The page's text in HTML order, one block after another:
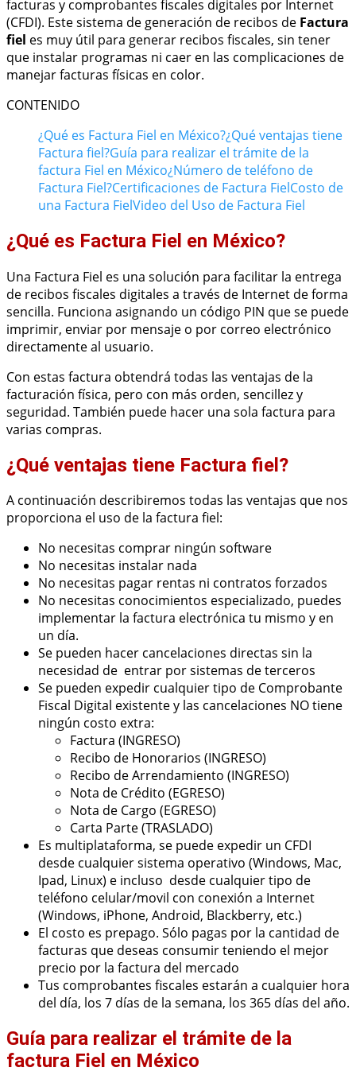
facturas y comprobantes fiscales digitales por Internet
(CFDI). Este sistema de generación de recibos de Factura
fiel es muy útil para generar recibos fiscales, sin tener
que instalar programas ni caer en las complicaciones de
manejar facturas físicas en color.
CONTENIDO
¿Qué es Factura Fiel en México?¿Qué ventajas tiene
Factura fiel?Guía para realizar el trámite de la
factura Fiel en México¿Número de teléfono de
Factura Fiel?Certificaciones de Factura FielCosto de
una Factura FielVideo del Uso de Factura Fiel
¿Qué es Factura Fiel en México?
Una Factura Fiel es una solución para facilitar la entrega
de recibos fiscales digitales a través de Internet de forma
sencilla. Funciona asignando un código PIN que se puede
imprimir, enviar por mensaje o por correo electrónico
directamente al usuario.
Con estas factura obtendrá todas las ventajas de la
facturación física, pero con más orden, sencillez y
seguridad. También puede hacer una sola factura para
varias compras.
¿Qué ventajas tiene Factura fiel?
A continuación describiremos todas las ventajas que nos
proporciona el uso de la factura fiel:
No necesitas comprar ningún software
No necesitas instalar nada
No necesitas pagar rentas ni contratos forzados
No necesitas conocimientos especializado, puedes
implementar la factura electrónica tu mismo y en
un día.
Se pueden hacer cancelaciones directas sin la
necesidad de entrar por sistemas de terceros
Se pueden expedir cualquier tipo de Comprobante
Fiscal Digital existente y las cancelaciones NO tiene
ningún costo extra:
Factura (INGRESO)
Recibo de Honorarios (INGRESO)
Recibo de Arrendamiento (INGRESO)
Nota de Crédito (EGRESO)
Nota de Cargo (EGRESO)
Carta Parte (TRASLADO)
Es multiplataforma, se puede expedir un CFDI
desde cualquier sistema operativo (Windows, Mac,
Ipad, Linux) e incluso desde cualquier tipo de
teléfono celular/movil con conexión a Internet
(Windows, iPhone, Android, Blackberry, etc.)
El costo es prepago. Sólo pagas por la cantidad de
facturas que deseas consumir teniendo el mejor
precio por la factura del mercado
Tus comprobantes fiscales estarán a cualquier hora
del día, los 7 días de la semana, los 365 días del año.
Guía para realizar el trámite de la
factura Fiel en México